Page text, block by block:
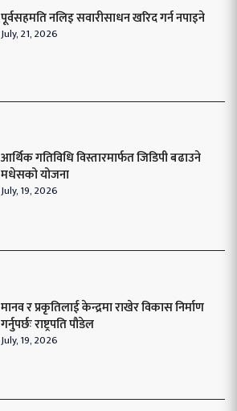
पूर्वसहमति नलिइ सवारीसाधन खरिद गर्न नपाइने
July, 21, 2026
आर्थिक गतिविधि विस्तारमार्फत जिडिपी बढाउने
मधेसको योजना
July, 19, 2026
मानव र प्रकृतिलाई केन्द्रमा राखेर विकास निर्माण
गर्नुपर्छः राष्ट्रपति पौडेल
July, 19, 2026